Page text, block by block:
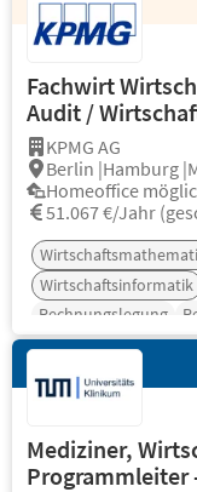
Fachwirt
Audit /
KPMG AG
Berlin |Hamburg
Homeoffice
51.067 €/Jahr
Wirtschaftsinformatik
Rechnungslegung
Mediziner,
Programmleiter